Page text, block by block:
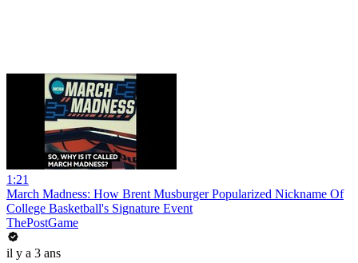
1:21
March Madness: How Brent Musburger Popularized Nickname Of
College Basketball's Signature Event
ThePostGame
il y a 3 ans